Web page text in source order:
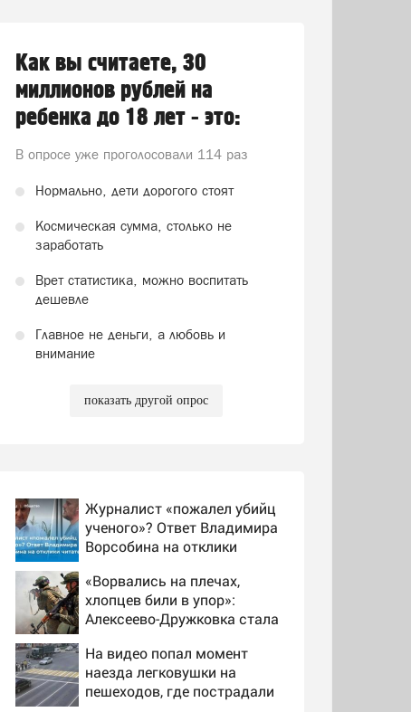
Как вы считаете, 30
миллионов рублей на
ребенка до 18 лет - это:
В опросе уже проголосовали 114 раз
Нормально, дети дорогого стоят
Космическая сумма, столько не
заработать
Врет статистика, можно воспитать
дешевле
Главное не деньги, а любовь и
внимание
показать другой опрос
Журналист «пожалел убийц
ученого»? Ответ Владимира
Ворсобина на отклики
«Ворвались на плечах,
хлопцев били в упор»:
Алексеево-Дружковка стала
Мадьяра»
На видео попал момент
наезда легковушки на
пешеходов, где пострадали